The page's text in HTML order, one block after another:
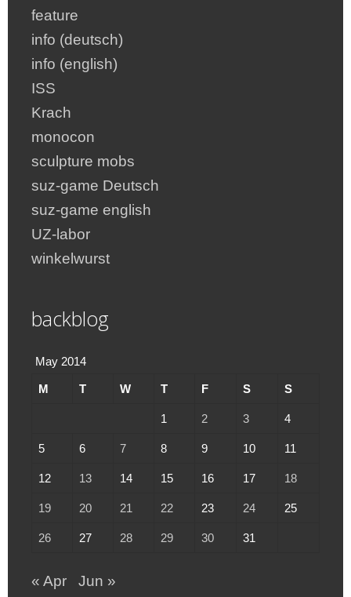
feature
info (deutsch)
info (english)
ISS
Krach
monocon
sculpture mobs
suz-game Deutsch
suz-game english
UZ-labor
winkelwurst
backblog
May 2014
M T W T F S S
1 2 3 4
5 6 7 8 9 10 11
12 13 14 15 16 17 18
19 20 21 22 23 24 25
26 27 28 29 30 31
« Apr Jun »